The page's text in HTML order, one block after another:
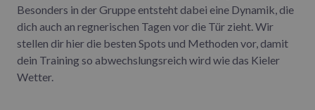
Besonders in der Gruppe entsteht dabei eine Dynamik, die
dich auch an regnerischen Tagen vor die Tür zieht. Wir
stellen dir hier die besten Spots und Methoden vor, damit
dein Training so abwechslungsreich wird wie das Kieler
Wetter.